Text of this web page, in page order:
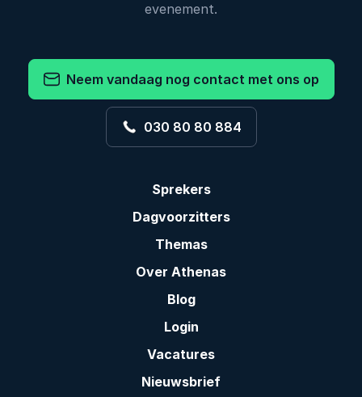
evenement.
Neem vandaag nog contact met ons op
030 80 80 884
Sprekers
Dagvoorzitters
Themas
Over Athenas
Blog
Login
Vacatures
Nieuwsbrief